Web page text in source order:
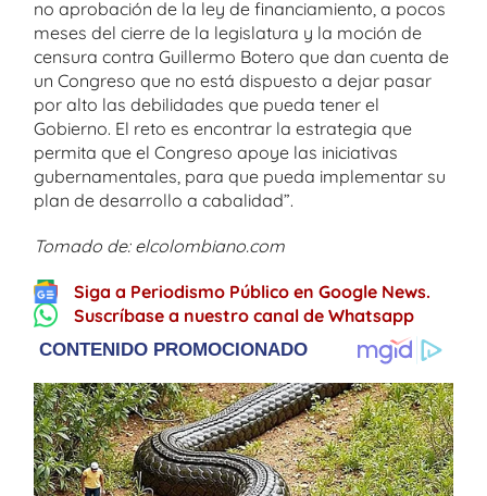
no aprobación de la ley de financiamiento, a pocos
meses del cierre de la legislatura y la moción de
censura contra Guillermo Botero que dan cuenta de
un Congreso que no está dispuesto a dejar pasar
por alto las debilidades que pueda tener el
Gobierno. El reto es encontrar la estrategia que
permita que el Congreso apoye las iniciativas
gubernamentales, para que pueda implementar su
plan de desarrollo a cabalidad”.
Tomado de: elcolombiano.com
Siga a Periodismo Público en Google News.
Suscríbase a nuestro canal de Whatsapp